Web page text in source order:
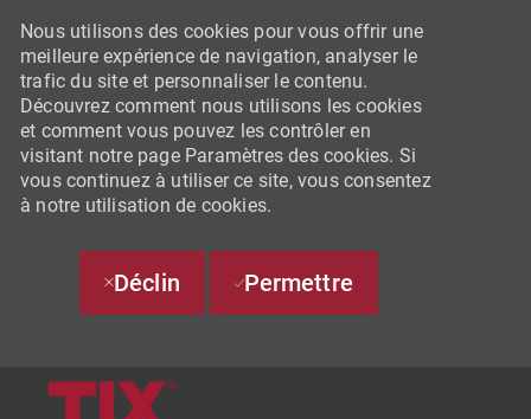
SKIP TO MAIN CONTENT
Nous utilisons des cookies pour vous offrir une
meilleure expérience de navigation, analyser le
trafic du site et personnaliser le contenu.
Découvrez comment nous utilisons les cookies
et comment vous pouvez les contrôler en
visitant notre page Paramètres des cookies. Si
vous continuez à utiliser ce site, vous consentez
à notre utilisation de cookies.
Déclin Permettre